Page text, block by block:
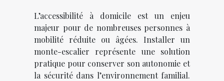
L’accessibilité à domicile est un enjeu
majeur pour de nombreuses personnes à
mobilité réduite ou âgées. Installer un
monte-escalier représente une solution
pratique pour conserver son autonomie et
la sécurité dans l’environnement familial.